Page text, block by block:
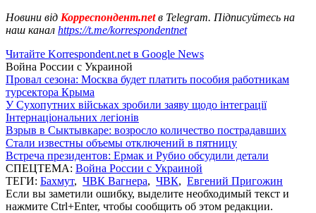
Новини від Корреспондент.netв Telegram. Підписуйтесь на
наш канал https://t.me/korrespondentnet
Читайте Korrespondent.net в Google News
Война России с Украиной
Провал сезона: Москва будет платить пособия работникам
турсектора Крыма
У Сухопутних військах зробили заяву щодо інтеграції
Інтернаціональних легіонів
Взрыв в Сыктывкаре: возросло количество пострадавших
Стали известны объемы отключений в пятницу
Встреча президентов: Ермак и Рубио обсудили детали
СПЕЦТЕМА: Война России с Украиной
ТЕГИ: Бахмут, ЧВК Вагнера, ЧВК, Евгений Пригожин
Если вы заметили ошибку, выделите необходимый текст и
нажмите Ctrl+Enter, чтобы сообщить об этом редакции.